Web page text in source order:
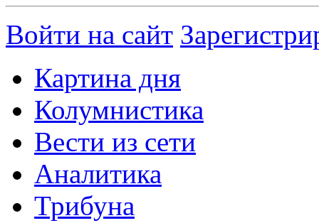
Войти на сайт
Картина дня
Колумнистика
Вести из сети
Аналитика
Трибуна